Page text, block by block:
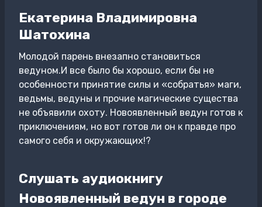
Екатерина Владимировна
Шатохина
Молодой парень внезапно становиться
ведуном.И все было бы хорошо, если бы не
особенности принятие силы и «собратья» маги,
ведьмы, ведуны и прочие магические существа
не объявили охоту. Новоявленный ведун готов к
приключениям, но вот готов ли он к правде про
самого себя и окружающих!?
Слушать аудиокнигу
Новоявленный ведун в городе